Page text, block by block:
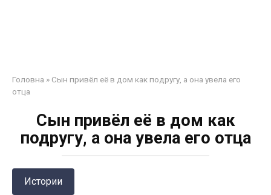
Головна » Сын привёл её в дом как подругу, а она увела его
отца
Сын привёл её в дом как
подругу, а она увела его отца
Истории